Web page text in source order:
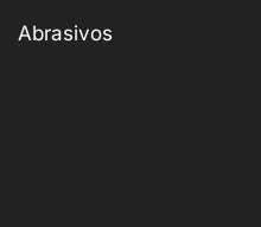
Abrasivos